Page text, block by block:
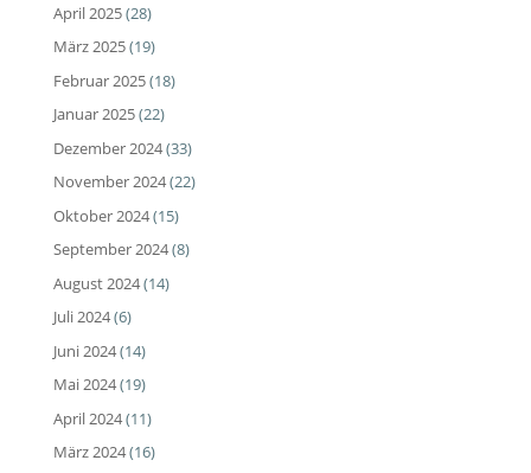
April 2025(28)
März 2025(19)
Februar 2025(18)
Januar 2025(22)
Dezember 2024(33)
November 2024(22)
Oktober 2024(15)
September 2024(8)
August 2024(14)
Juli 2024(6)
Juni 2024(14)
Mai 2024(19)
April 2024(11)
März 2024(16)